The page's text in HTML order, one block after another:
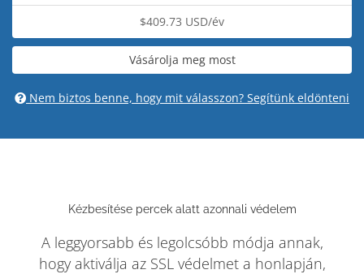
$409.73 USD/év
Vásárolja meg most
Nem biztos benne, hogy mit válasszon? Segítünk eldönteni
Kézbesítése percek alatt azonnali védelem
A leggyorsabb és legolcsóbb módja annak,
hogy aktiválja az SSL védelmet a honlapján,